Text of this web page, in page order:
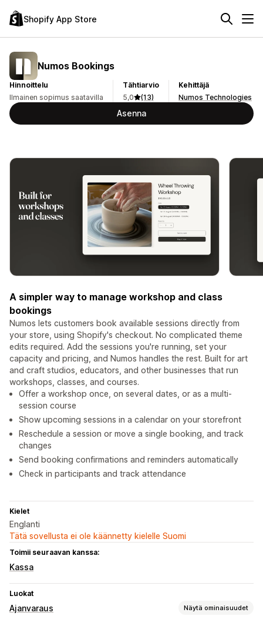
Shopify App Store
Numos Bookings
Hinnoittelu
Ilmainen sopimus saatavilla
Tähtiarvio
5,0
(13)
Kehittäjä
Numos Technologies
Asenna
A simpler way to manage workshop and class
bookings
Numos lets customers book available sessions directly from
your store, using Shopify's checkout. No complicated theme
edits required. Add the sessions you're running, set your
capacity and pricing, and Numos handles the rest. Built for art
and craft studios, educators, and other businesses that run
workshops, classes, and courses.
Offer a workshop once, on several dates, or as a multi-
session course
Show upcoming sessions in a calendar on your storefront
Reschedule a session or move a single booking, and track
changes
Send booking confirmations and reminders automatically
Check in participants and track attendance
Kielet
Englanti
Tätä sovellusta ei ole käännetty kielelle Suomi
Toimii seuraavan kanssa:
Kassa
Luokat
Ajanvaraus Näytä ominaisuudet